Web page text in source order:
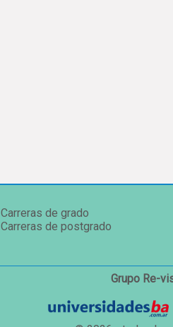
Carreras de grado
Carreras de postgrado
Grupo Re-